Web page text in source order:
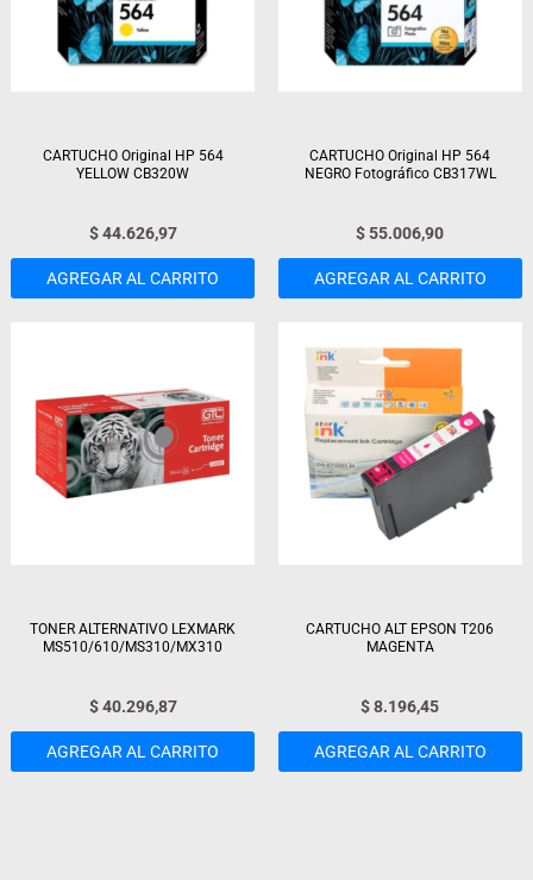
CARTUCHO Original HP 564
YELLOW CB320W
$44.626,97
AGREGAR AL CARRITO
CARTUCHO Original HP 564
NEGRO Fotográfico CB317WL
$55.006,90
AGREGAR AL CARRITO
TONER ALTERNATIVO LEXMARK
MS510/610/MS310/MX310
$40.296,87
AGREGAR AL CARRITO
CARTUCHO ALT EPSON T206
MAGENTA
$8.196,45
AGREGAR AL CARRITO